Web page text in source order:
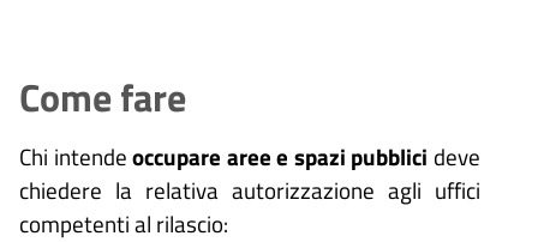
Come fare
Chi intendeoccupare aree e spazi pubblici deve
chiedere la relativa autorizzazione agli uffici
competenti al rilascio: